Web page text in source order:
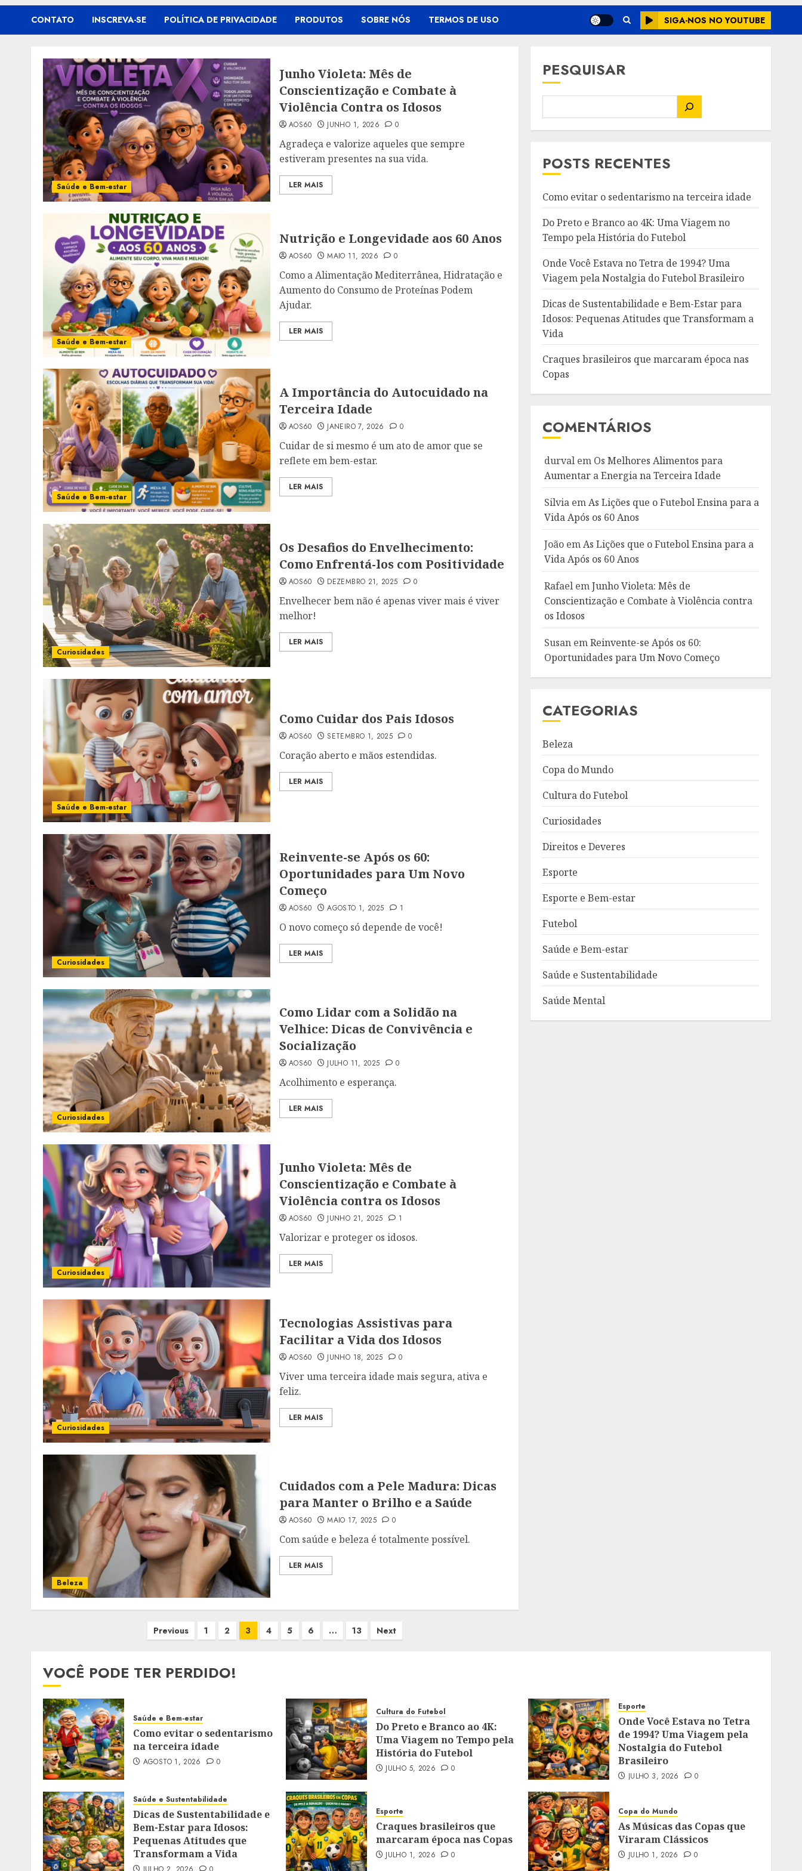
CONTATO INSCREVA-SE POLÍTICA DE PRIVACIDADE PRODUTOS SOBRE NÓS TERMOS DE USO SIGA-NOS NO YOUTUBE
Saúde e Bem-estar
Junho Violeta: Mês de
Conscientização e Combate à
Violência Contra os Idosos
AOS60 JUNHO 1, 2026 0
Agradeça e valorize aqueles que sempre
estiveram presentes na sua vida.
LER MAIS
Saúde e Bem-estar
Nutrição e Longevidade aos 60 Anos
AOS60 MAIO 11, 2026 0
Como a Alimentação Mediterrânea, Hidratação e
Aumento do Consumo de Proteínas Podem
Ajudar.
LER MAIS
Saúde e Bem-estar
A Importância do Autocuidado na
Terceira Idade
AOS60 JANEIRO 7, 2026 0
Cuidar de si mesmo é um ato de amor que se
reflete em bem-estar.
LER MAIS
Curiosidades
Os Desafios do Envelhecimento:
Como Enfrentá-los com Positividade
AOS60 DEZEMBRO 21, 2025 0
Envelhecer bem não é apenas viver mais é viver
melhor!
LER MAIS
Saúde e Bem-estar
Como Cuidar dos Pais Idosos
AOS60 SETEMBRO 1, 2025 0
Coração aberto e mãos estendidas.
LER MAIS
Curiosidades
Reinvente-se Após os 60:
Oportunidades para Um Novo
Começo
AOS60 AGOSTO 1, 2025 1
O novo começo só depende de você!
LER MAIS
Curiosidades
Como Lidar com a Solidão na
Velhice: Dicas de Convivência e
Socialização
AOS60 JULHO 11, 2025 0
Acolhimento e esperança.
LER MAIS
Curiosidades
Junho Violeta: Mês de
Conscientização e Combate à
Violência contra os Idosos
AOS60 JUNHO 21, 2025 1
Valorizar e proteger os idosos.
LER MAIS
Curiosidades
Tecnologias Assistivas para
Facilitar a Vida dos Idosos
AOS60 JUNHO 18, 2025 0
Viver uma terceira idade mais segura, ativa e
feliz.
LER MAIS
Beleza
Cuidados com a Pele Madura: Dicas
para Manter o Brilho e a Saúde
AOS60 MAIO 17, 2025 0
Com saúde e beleza é totalmente possível.
LER MAIS
posts
Previous 1 2 3 4 5 6 … 13 Next
PESQUISAR
POSTS RECENTES
Como evitar o sedentarismo na terceira idade
Do Preto e Branco ao 4K: Uma Viagem no
Tempo pela História do Futebol
Onde Você Estava no Tetra de 1994? Uma
Viagem pela Nostalgia do Futebol Brasileiro
Dicas de Sustentabilidade e Bem-Estar para
Idosos: Pequenas Atitudes que Transformam a
Vida
Craques brasileiros que marcaram época nas
Copas
COMENTÁRIOS
durvalem Os Melhores Alimentos para
Aumentar a Energia na Terceira Idade
SilviaemAs Lições que o Futebol Ensina para a
Vida Após os 60 Anos
JoãoemAs Lições que o Futebol Ensina para a
Vida Após os 60 Anos
RafaelemJunho Violeta: Mês de
Conscientização e Combate à Violência contra
os Idosos
SusanemReinvente-se Após os 60:
Oportunidades para Um Novo Começo
CATEGORIAS
Beleza
Copa do Mundo
Cultura do Futebol
Curiosidades
Direitos e Deveres
Esporte
Esporte e Bem-estar
Futebol
Saúde e Bem-estar
Saúde e Sustentabilidade
Saúde Mental
VOCÊ PODE TER PERDIDO!
Saúde e Bem-estar
Como evitar o sedentarismo
na terceira idade
AGOSTO 1, 2026 0
Cultura do Futebol
Do Preto e Branco ao 4K:
Uma Viagem no Tempo pela
História do Futebol
JULHO 5, 2026 0
Esporte
Onde Você Estava no Tetra
de 1994? Uma Viagem pela
Nostalgia do Futebol
Brasileiro
JULHO 3, 2026 0
Saúde e Sustentabilidade
Dicas de Sustentabilidade e
Bem-Estar para Idosos:
Pequenas Atitudes que
Transformam a Vida
Esporte
Craques brasileiros que
marcaram época nas Copas
JULHO 1, 2026 0
Copa do Mundo
As Músicas das Copas que
Viraram Clássicos
JULHO 1, 2026 0